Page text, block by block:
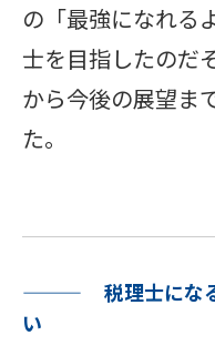
の「最強になれる
士を目指したのだ
から今後の展望ま
た。
税理士にな
い